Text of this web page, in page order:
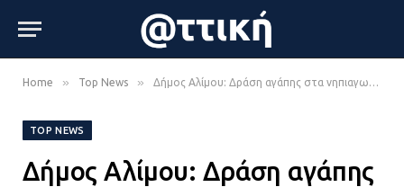
Home » Top News » Δήμος Αλίμου: Δράση αγάπης στα νηπιαγωγεία της πόλης για την Ημέρα της Μητέρας
TOP NEWS
Δήμος Αλίμου: Δράση αγάπης